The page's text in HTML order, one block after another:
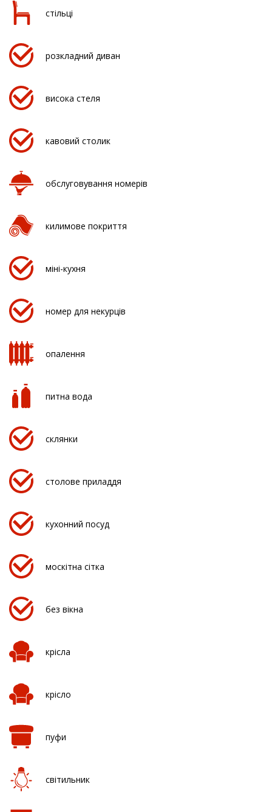
стільці
розкладний диван
висока стеля
кавовий столик
обслуговування номерів
килимове покриття
міні-кухня
номер для некурців
опалення
питна вода
склянки
столове приладдя
кухонний посуд
москітна сітка
без вікна
крісла
крісло
пуфи
світильник